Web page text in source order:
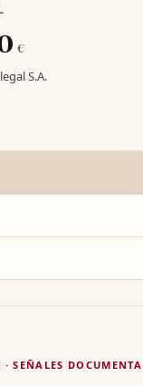
€
S.A.
SEÑALES